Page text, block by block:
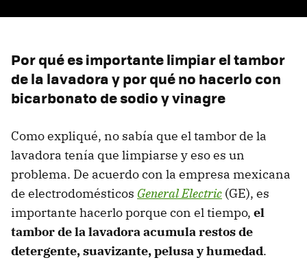
Por qué es importante limpiar el tambor
de la lavadora y por qué no hacerlo con
bicarbonato de sodio y vinagre
Como expliqué, no sabía que el tambor de la
lavadora tenía que limpiarse y eso es un
problema. De acuerdo con la empresa mexicana
de electrodomésticos General Electric (GE), es
importante hacerlo porque con el tiempo, el
tambor de la lavadora acumula restos de
detergente, suavizante, pelusa y humedad.